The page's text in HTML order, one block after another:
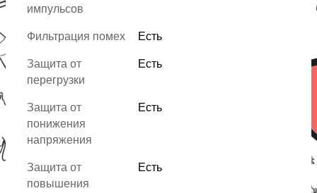
импульсов
Фильтрация помех Есть
Защита от
перегрузки
Есть
Защита от
понижения
напряжения
Есть
Защита от
повышения
Есть